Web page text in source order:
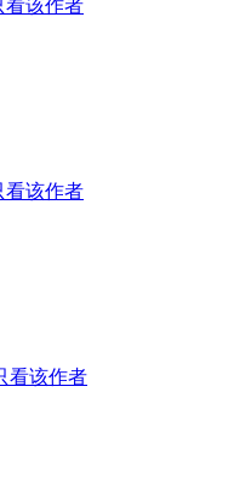
看该作者
看该作者
看该作者